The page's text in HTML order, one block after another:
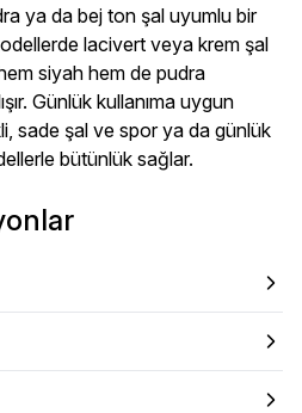
ya da bej ton şal uyumlu bir
lacivert veya krem şal
siyah hem de pudra
Günlük kullanıma uygun
sade şal ve spor ya da günlük
bütünlük sağlar.